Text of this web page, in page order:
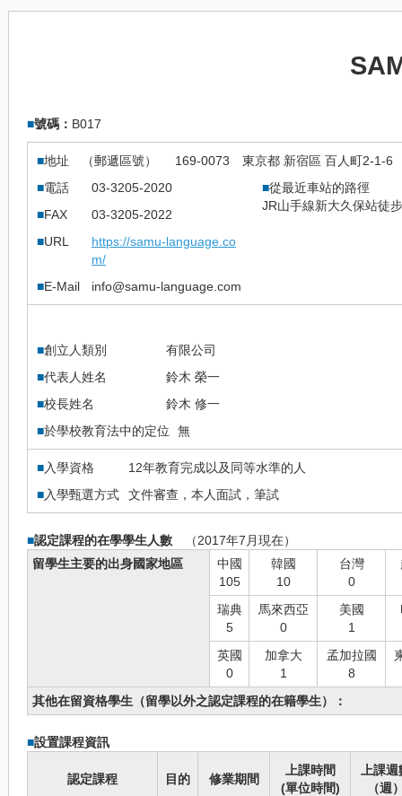
■號碼： B017
■地址 （郵遞區號） 169-0073
東京都 新宿區 百人町2-1-6
■電話 03-3205-2020 ■從最近車站的路徑
JR山手線新大久保站徒
■FAX
03-3205-2022
■URL
https://samu-language.co
m/
■E-Mail info@samu-language.com
■創立人類別
有限公司
■代表人姓名
鈴木 榮一
■校長姓名
鈴木 修一
■於學校教育法中的定位 無
■入學資格
12年教育完成以及同等水準的人
■入學甄選方式 文件審查，本人面試，筆試
■認定課程的在學學生人數 （2017年7月現在）
留學生主要的出身國家地區
中國
105
韓國
10
台灣
0
瑞典
5
馬來西亞
0
美國
1
英國
0
加拿大
1
孟加拉國
8
其他在留資格學生（留學以外之認定課程的在籍學生）：
■設置課程資訊
認定課程 目的 修業期間
上課時間
(單位時間)
上課週
（週